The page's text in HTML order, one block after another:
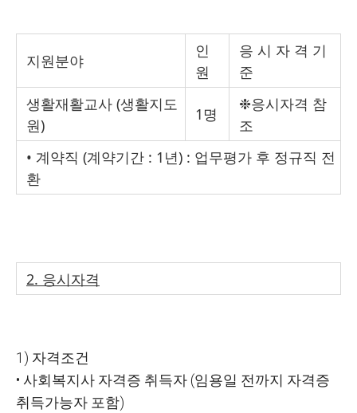
지원분야
인
원
응 시 자 격 기
준
생활재활교사 (생활지도
원)
1 명
❉응시자격 참
조
• 계약직 (계약기간 : 1 년) : 업무평가 후 정규직 전
환
2. 응시자격
1) 자격조건
• 사회복지사 자격증 취득자 (임용일 전까지 자격증
취득가능자 포함)